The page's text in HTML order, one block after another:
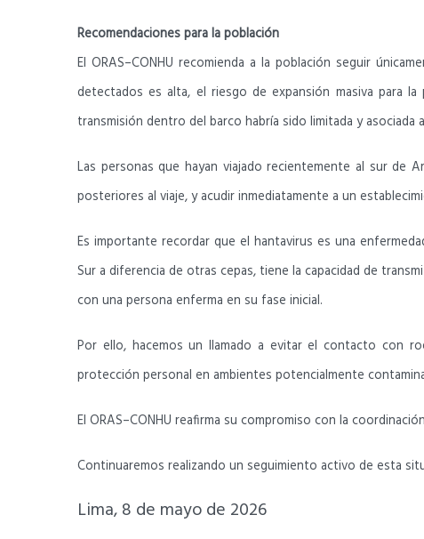
Recomendaciones para la población
El ORAS–CONHU recomienda a la población seguir
detectados es alta, el riesgo de expansión masiva para
transmisión dentro del barco habría sido limitada y
Las personas que hayan viajado recientemente al sur de
posteriores al viaje, y acudir inmediatamente a un
Es importante recordar que el hantavirus es una
Sur a diferencia de otras cepas, tiene la capacidad de
con una persona enferma en su fase inicial.
Por ello, hacemos un llamado a evitar el contacto con
protección personal en ambientes potencialmente
El ORAS–CONHU reafirma su compromiso con la
Continuaremos realizando un seguimiento activo de esta
Lima, 8 de mayo de 2026